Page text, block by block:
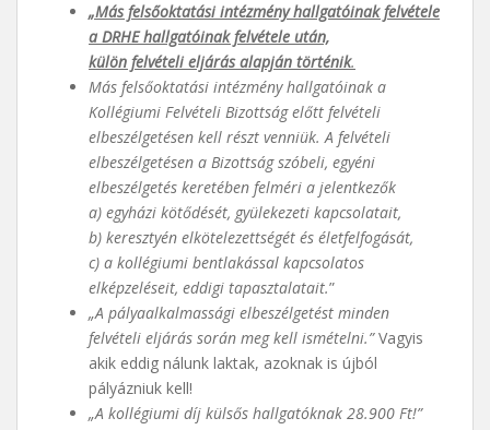
„Más felsőoktatási intézmény hallgatóinak felvétele
a DRHE hallgatóinak felvétele után,
külön felvételi eljárás alapján történik.
Más felsőoktatási intézmény hallgatóinak a
Kollégiumi Felvételi Bizottság előtt felvételi
elbeszélgetésen kell részt venniük. A felvételi
elbeszélgetésen a Bizottság szóbeli, egyéni
elbeszélgetés keretében felméri a jelentkezők
a) egyházi kötődését, gyülekezeti kapcsolatait,
b) keresztyén elkötelezettségét és életfelfogását,
c) a kollégiumi bentlakással kapcsolatos
elképzeléseit, eddigi tapasztalatait.”
„A pályaalkalmassági elbeszélgetést minden
felvételi eljárás során meg kell ismételni.”Vagyis
akik eddig nálunk laktak, azoknak is újból
pályázniuk kell!
„A kollégiumi díj külsős hallgatóknak 28.900 Ft!”